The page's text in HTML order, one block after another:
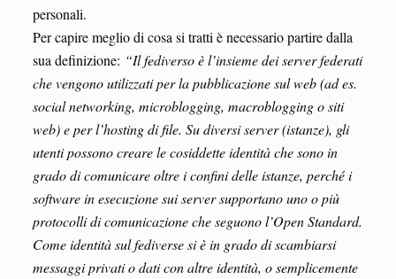
personali.
Per capire meglio di cosa si tratti è necessario partire dalla
sua definizione: “Il fediverso è l’insieme dei server federati
che vengono utilizzati per la pubblicazione sul web (ad es.
social networking, microblogging, macroblogging o siti
web) e per l’hosting di file. Su diversi server (istanze), gli
utenti possono creare le cosiddette identità che sono in
grado di comunicare oltre i confini delle istanze, perché i
software in esecuzione sui server supportano uno o più
protocolli di comunicazione che seguono l’Open Standard.
Come identità sul fediverse si è in grado di scambiarsi
messaggi privati o dati con altre identità, o semplicemente